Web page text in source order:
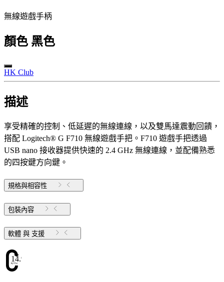
無線遊戲手柄
顏色 黑色
HK Club
描述
享受精確的控制、低延遲的無線連線，以及雙馬達震動回饋，
搭配 Logitech® G F710 無線遊戲手把。F710 遊戲手把透過
USB nano 接收器提供快速的 2.4 GHz 無線連線，並配備熟悉
的四按鍵方向鍵。
規格與相容性
包裝內容
軟體 與 支援
14.972